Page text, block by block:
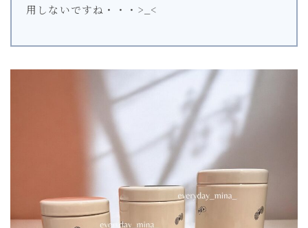
用しないですね・・・>_<